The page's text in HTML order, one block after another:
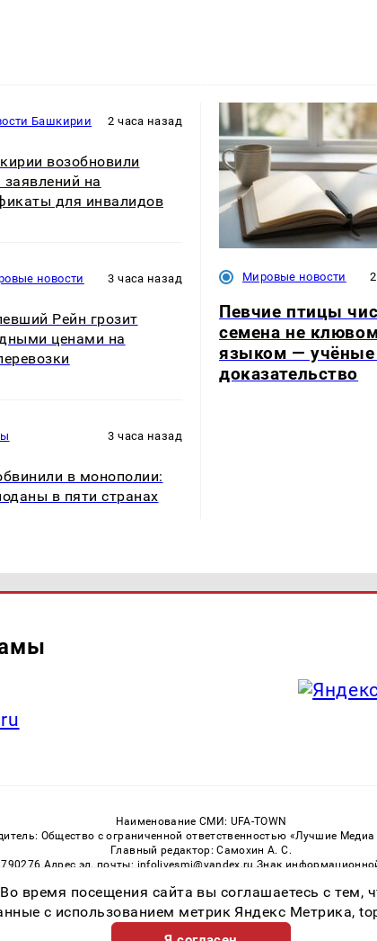
Башкирии 2 часа назад
возобновили
на
для инвалидов
новости 3 часа назад
Рейн грозит
ценами на
3 часа назад
в монополии:
в пяти странах
Мировые новости
Певчие птицы
семена не
языком —
доказательство
Наименование СМИ: UFA-TOWN
Общество с ограниченной ответственностью «Лучшие
Главный редактор: Самохин А. С.
Адрес эл. почты: infolivesmi@yandex.ru Знак
Регистрационный номер СМИ ЭЛ № ФС 77 — 81149 от
на Ufa-Town.Ru обязательна. Цитирование в Интернете
время посещения сайта вы соглашаетесь с
с использованием метрик Яндекс Метрика,